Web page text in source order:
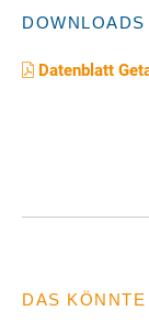
DOWNLOADS
Datenblatt
DAS